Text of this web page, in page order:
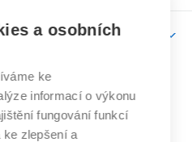
učení
technické
a osobních
ke
informací o výkonu
fungování funkcí
zlepšení a